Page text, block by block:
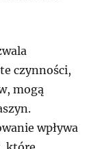
czynności,
mogą
wpływa